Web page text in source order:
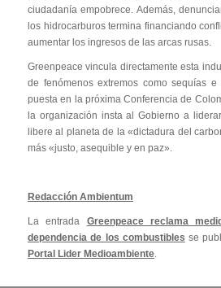
ciudadanía empobrece. Además,
los hidrocarburos termina financiando
aumentar los ingresos de las arcas rusas.
Greenpeace vincula directamente esta
de fenómenos extremos como sequías
puesta en la próxima Conferencia de
la organización insta al Gobierno a
libere al planeta de la «dictadura del
más «justo, asequible y en paz».
Redacción Ambientum
La entrada Greenpeace reclama
dependencia de los combustibles se
Portal Lider Medioambiente.